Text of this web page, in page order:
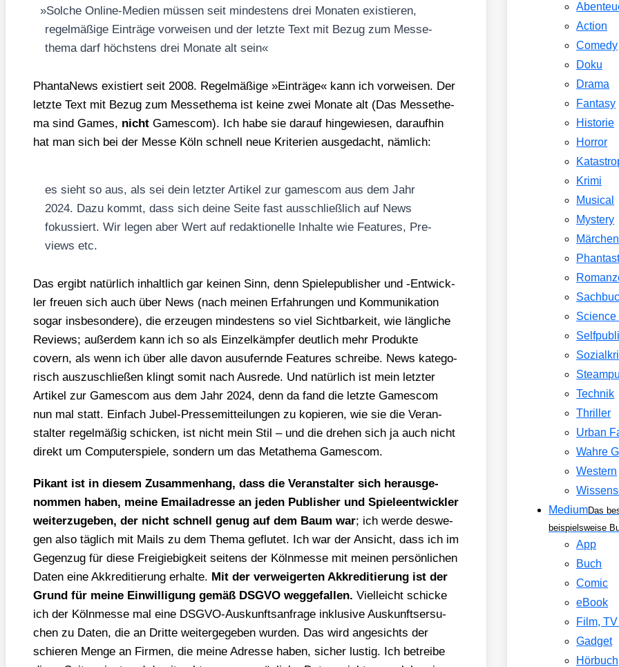
»Sol­che Online-Medi­en müs­sen seit min­des­tens drei Mona­ten exis­tie­ren,
regel­mä­ßi­ge Ein­trä­ge vor­wei­sen und der letz­te Text mit Bezug zum Mes­se­
the­ma darf höchs­tens drei Mona­te alt sein«
Phan­ta­News exis­tiert seit 2008. Regel­mä­ßi­ge »Ein­trä­ge« kann ich vor­wei­sen. Der
letz­te Text mit Bezug zum Mes­se­the­ma ist kei­ne zwei Mona­te alt (Das Mes­se­the­
ma sind Games, nicht Games­com). Ich habe sie dar­auf hin­ge­wie­sen, dar­auf­hin
hat man sich bei der Mes­se Köln schnell neue Kri­te­ri­en aus­ge­dacht, näm­lich:
es sieht so aus, als sei dein letz­ter Arti­kel zur games­com aus dem Jahr
2024. Dazu kommt, dass sich dei­ne Sei­te fast aus­schließ­lich auf News
fokus­siert. Wir legen aber Wert auf redak­tio­nel­le Inhal­te wie Fea­tures, Pre­
views etc.
Das ergibt natür­lich inhalt­lich gar kei­nen Sinn, denn Spie­le­pu­blisher und ‑Ent­wick­
ler freu­en sich auch über News (nach mei­nen Erfah­run­gen und Kom­mu­ni­ka­ti­on
sogar ins­be­son­de­re), die erzeu­gen min­des­tens so viel Sicht­bar­keit, wie läng­li­che
Reviews; außer­dem kann ich so als Ein­zel­kämp­fer deut­lich mehr Pro­duk­te
covern, als wenn ich über alle davon aus­ufern­de Fea­tures schrei­be. News kate­go­
risch aus­zu­schlie­ßen klingt somit nach Aus­re­de. Und natür­lich ist mein letz­ter
Arti­kel zur Games­com aus dem Jahr 2024, denn da fand die letz­te Games­com
nun mal statt. Ein­fach Jubel-Pres­se­mit­tei­lun­gen zu kopie­ren, wie sie die Ver­an­
stal­ter regel­mä­ßig schi­cken, ist nicht mein Stil – und die dre­hen sich ja auch nicht
direkt um Com­pu­ter­spie­le, son­dern um das Meta­the­ma Games­com.
Pikant ist in die­sem Zusam­men­hang, dass die Ver­an­stal­ter sich her­aus­ge­
nom­men haben, mei­ne Email­adres­se an jeden Publisher und Spie­le­ent­wick­ler
wei­ter­zu­ge­ben, der nicht schnell genug auf dem Baum war; ich wer­de des­we­
gen also täg­lich mit Mails zu dem The­ma geflu­tet. Ich war der Ansicht, dass ich im
Gegen­zug für die­se Frei­gie­big­keit sei­tens der Köln­mes­se mit mei­nen per­sön­li­chen
Daten eine Akkre­di­tie­rung erhal­te. Mit der ver­wei­ger­ten Akkre­di­tie­rung ist der
Grund für mei­ne Ein­wil­li­gung gemäß DSGVO weg­ge­fal­len. Viel­leicht schi­cke
ich der Köln­mes­se mal eine DSGVO-Aus­kunfts­an­fra­ge inklu­si­ve Aus­kunfts­er­su­
chen zu Daten, die an Drit­te wei­ter­ge­ge­ben wur­den. Das wird ange­sichts der
schie­ren Men­ge an Fir­men, die mei­ne Adres­se haben, sicher lus­tig. Ich betrei­be
Action
Comedy
Doku
Drama
Fantasy
Historie
Horror
Krimi
Musical
Mystery
Märchen
Science
Technik
Thriller
Urban
Wahre
Western
MediumDas
beispielsweise
App
Buch
Comic
eBook
Film,
Gadget
Hörbuch